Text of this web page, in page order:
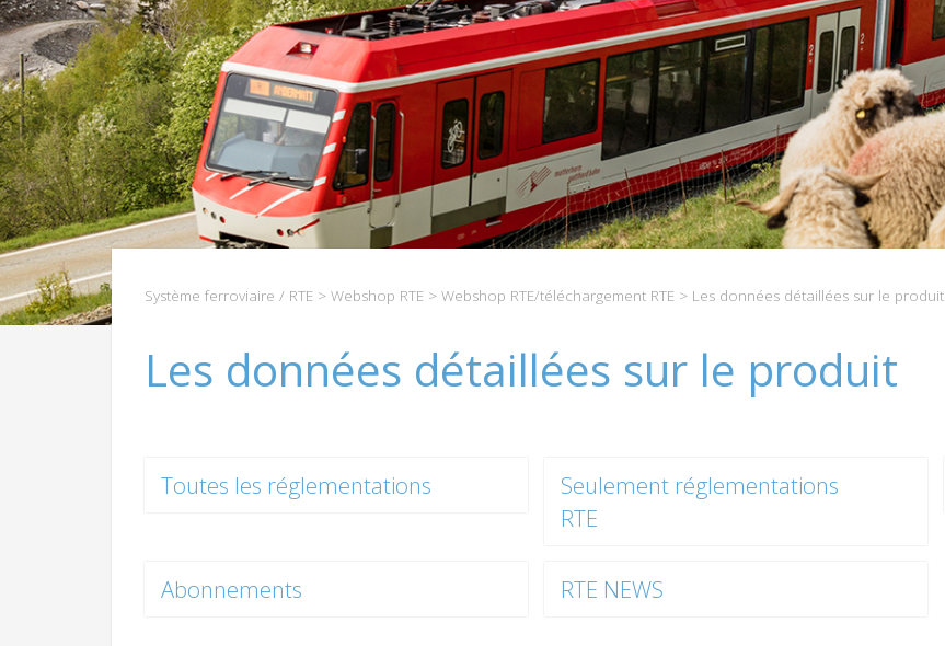
Système ferroviaire / RTE > Webshop RTE > Webshop RTE/téléchargement RTE > Les données détaillées sur le produit
Les données détaillées sur le produit
Toutes les réglementations
Seulement réglementations
RTE
Abonnements RTE NEWS